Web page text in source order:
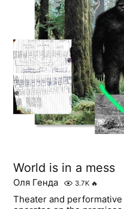
World is in a mess
Оля Генда 3.7K 🔥
Theater and